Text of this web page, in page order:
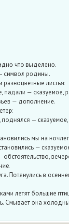
что выделено.
символ родины.
листья:
падали — сказуемое,
— дополнение.
—
мы на ночлег
—
Потянулись в
летят большие
Смывает она